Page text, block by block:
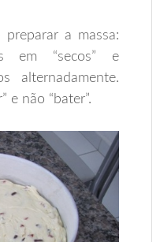
a massa:
em “secos” e
alternadamente.
e não “bater”.